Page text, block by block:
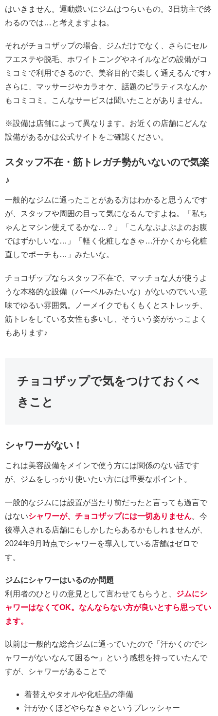
はいきません。運動嫌いにジムはつらいもの。3日坊主で終
わるのでは…と考えますよね。
それがチョコザップの場合、ジムだけでなく、さらにセル
フエステや脱毛、ホワイトニングやネイルなどの設備がコ
ミコミで利用できるので、美容目的で楽しく通えるんです♪
さらに、マッサージやカラオケ、話題のピラティスなんか
もコミコミ。こんなサービスは聞いたことがありません。
※設備は店舗によって異なります。お近くの店舗にどんな
設備があるかは公式サイトをご確認ください。
スタッフ不在・筋トレガチ勢がいないので気楽
♪
一般的なジムに通ったことがある方はわかると思うんです
が、スタッフや周囲の目って気になるんですよね。「私ち
ゃんとマシン使えてるかな…？」「こんなぷよぷよのお腹
ではずかしいな…」「軽く化粧しなきゃ…汗かくから化粧
直しでポーチも…」みたいな。
チョコザップならスタッフ不在で、マッチョな人が使うよ
うな本格的な設備（バーベルみたいな）がないのでいい意
味でゆるい雰囲気。ノーメイクでもくもくとストレッチ、
筋トレをしている女性も多いし、そういう姿がかっこよく
もあります♪
チョコザップで気をつけておくべ
きこと
シャワーがない！
これは美容設備をメインで使う方には関係のない話です
が、ジムをしっかり使いたい方には重要なポイント。
一般的なジムには設置が当たり前だったと言っても過言で
はないシャワーが、チョコザップには一切ありません。今
後導入される店舗にもしかしたらあるかもしれませんが、
2024年9月時点でシャワーを導入している店舗はゼロで
す。
ジムにシャワーはいるのか問題
利用者のひとりの意見として言わせてもらうと、 ジムにシ
ャワーはなくてOK。なんならない方が良いとすら思ってい
ます。
以前は一般的な総合ジムに通っていたので「汗かくのでシ
ャワーがないなんて困る〜」という感想を持っていたんで
すが、シャワーがあることで
着替えやタオルや化粧品の準備
汗がかくほどやらなきゃというプレッシャー